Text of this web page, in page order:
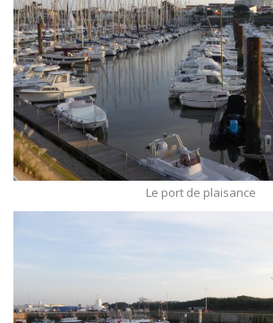
Le port de plaisance